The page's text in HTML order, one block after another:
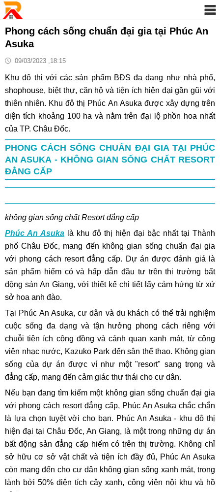
Phong cách sống chuẩn đại gia tại Phúc An
Asuka
09/03/2023 ,18:15
Khu đô thị với các sản phẩm BĐS đa dạng như nhà phố,
shophouse, biệt thự, căn hộ và tiện ích hiện đại gần gũi với
thiên nhiên. Khu đô thị Phúc An Asuka được xây dựng trên
diện tích khoảng 100 ha và nằm trên đại lộ phồn hoa nhất
của TP. Châu Đốc.
PHONG CÁCH SỐNG CHUẨN ĐẠI GIA TẠI PHÚC
AN ASUKA - KHÔNG GIAN SỐNG CHẤT RESORT
ĐẲNG CẤP
không gian sống chất Resort đẳng cấp
Phúc An Asuka là khu đô thị hiện đại bậc nhất tại Thành
phố Châu Đốc, mang đến không gian sống chuẩn đại gia
với phong cách resort đẳng cấp. Dự án được đánh giá là
sản phẩm hiếm có và hấp dẫn đầu tư trên thị trường bất
động sản An Giang, với thiết kế chi tiết lấy cảm hứng từ xứ
sở hoa anh đào.
Tại Phúc An Asuka, cư dân và du khách có thể trải nghiệm
cuộc sống đa dạng và tận hưởng phong cách riêng với
chuỗi tiện ích cộng đồng và cảnh quan xanh mát, từ công
viên nhạc nước, Kazuko Park đến sân thể thao. Không gian
sống của dự án được ví như một "resort" sang trọng và
đẳng cấp, mang đến cảm giác thư thái cho cư dân.
Nếu bạn đang tìm kiếm một không gian sống chuẩn đại gia
với phong cách resort đẳng cấp, Phúc An Asuka chắc chắn
là lựa chọn tuyệt vời cho bạn. Phúc An Asuka - khu đô thị
hiện đại tại Châu Đốc, An Giang, là một trong những dự án
bất động sản đẳng cấp hiếm có trên thị trường. Không chỉ
sở hữu cơ sở vật chất và tiện ích đầy đủ, Phúc An Asuka
còn mang đến cho cư dân không gian sống xanh mát, trong
lành bởi 50% diện tích cây xanh, công viên nội khu và hồ